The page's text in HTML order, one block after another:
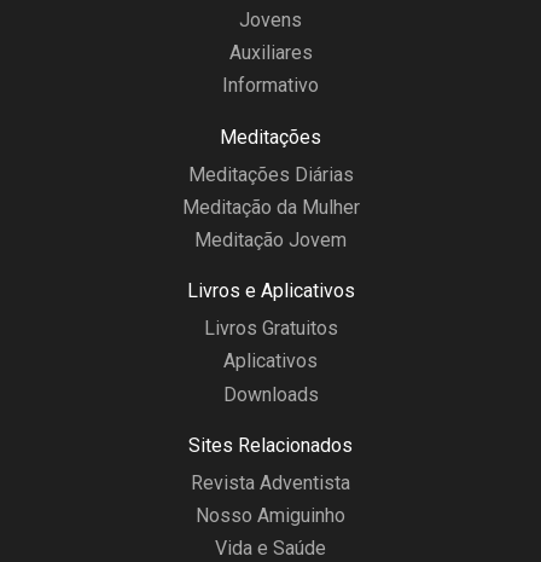
Jovens
Auxiliares
Informativo
Meditações
Meditações Diárias
Meditação da Mulher
Meditação Jovem
Livros e Aplicativos
Livros Gratuitos
Aplicativos
Downloads
Sites Relacionados
Revista Adventista
Nosso Amiguinho
Vida e Saúde